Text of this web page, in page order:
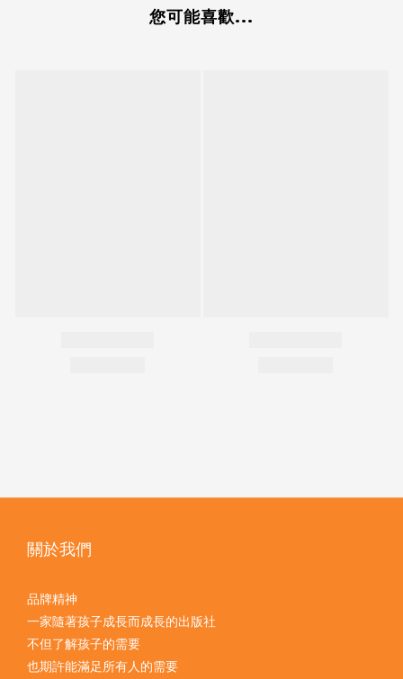
您可能喜歡...
關於我們
品牌精神
一家隨著孩子成長而成長的出版社
不但了解孩子的需要
也期許能滿足所有人的需要